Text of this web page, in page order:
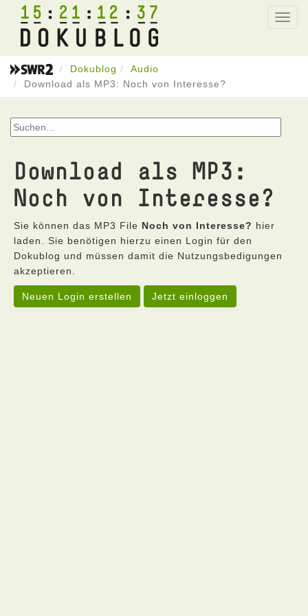
15 21 12 37
Dokublog
Audio
Download als MP3: Noch von Interesse?
Download als MP3:
Noch von Interesse?
Sie können das MP3 File Noch von Interesse? hier
laden. Sie benötigen hierzu einen Login für den
Dokublog und müssen damit die Nutzungsbedigungen
akzeptieren.
Neuen Login erstellen Jetzt einloggen